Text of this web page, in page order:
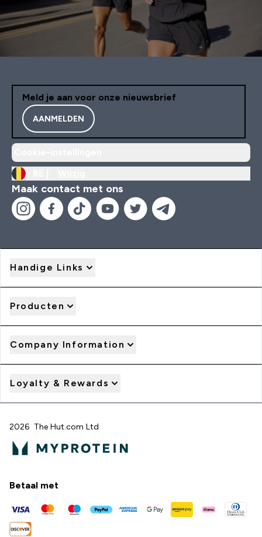
Meld je aan voor onze nieuwsbrief
AANMELDEN
Maak contact met ons
Handige Links
Producten
Company Information
Loyalty & Rewards
2026 The Hut.com Ltd
Betaal met